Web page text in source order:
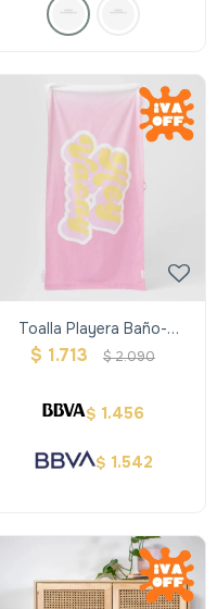
Toalla Playera Baño-
Sherbet Bubblegum Pink
$ 1.713 $2.090
$ 1.456
$ 1.542